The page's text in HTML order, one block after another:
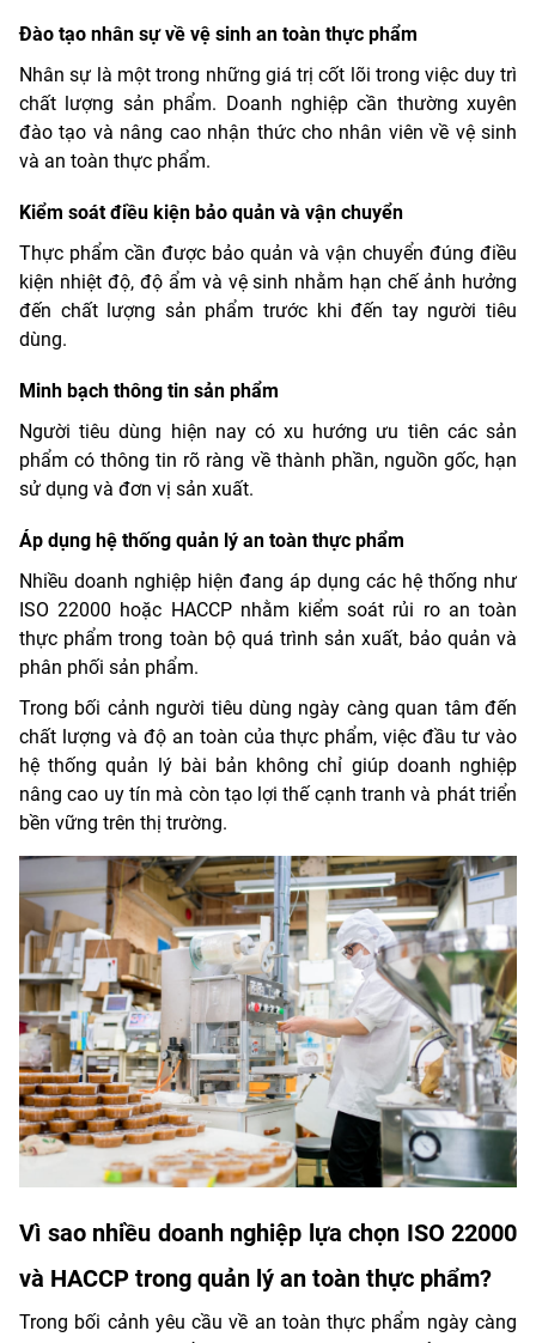
Đào tạo nhân sự về vệ sinh an toàn thực phẩm
Nhân sự là một trong những giá trị cốt lõi trong việc duy trì
chất lượng sản phẩm. Doanh nghiệp cần thường xuyên
đào tạo và nâng cao nhận thức cho nhân viên về vệ sinh
và an toàn thực phẩm.
Kiểm soát điều kiện bảo quản và vận chuyển
Thực phẩm cần được bảo quản và vận chuyển đúng điều
kiện nhiệt độ, độ ẩm và vệ sinh nhằm hạn chế ảnh hưởng
đến chất lượng sản phẩm trước khi đến tay người tiêu
dùng.
Minh bạch thông tin sản phẩm
Người tiêu dùng hiện nay có xu hướng ưu tiên các sản
phẩm có thông tin rõ ràng về thành phần, nguồn gốc, hạn
sử dụng và đơn vị sản xuất.
Áp dụng hệ thống quản lý an toàn thực phẩm
Nhiều doanh nghiệp hiện đang áp dụng các hệ thống như
ISO 22000 hoặc HACCP nhằm kiểm soát rủi ro an toàn
thực phẩm trong toàn bộ quá trình sản xuất, bảo quản và
phân phối sản phẩm.
Trong bối cảnh người tiêu dùng ngày càng quan tâm đến
chất lượng và độ an toàn của thực phẩm, việc đầu tư vào
hệ thống quản lý bài bản không chỉ giúp doanh nghiệp
nâng cao uy tín mà còn tạo lợi thế cạnh tranh và phát triển
bền vững trên thị trường.
Vì sao nhiều doanh nghiệp lựa chọn ISO 22000
và HACCP trong quản lý an toàn thực phẩm?
Trong bối cảnh yêu cầu về an toàn thực phẩm ngày càng